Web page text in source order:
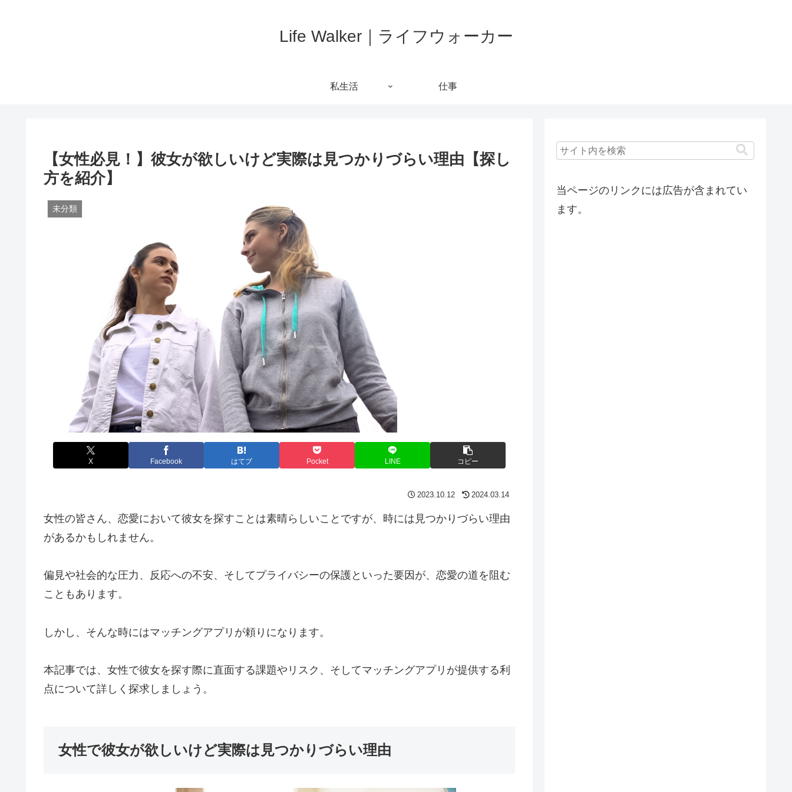
Life Walker｜ライフウォーカー
私生活 仕事
【女性必見！】彼女が欲しいけど実際は見つかりづらい理由【探し
方を紹介】
未分類
X Facebook はてブ Pocket LINE コピー
2023.10.12 2024.03.14
女性の皆さん、恋愛において彼女を探すことは素晴らしいことですが、時には見つかりづらい理由
があるかもしれません。
偏見や社会的な圧力、反応への不安、そしてプライバシーの保護といった要因が、恋愛の道を阻む
こともあります。
しかし、そんな時にはマッチングアプリが頼り になります。
本記事では、女性で彼女を探す際に直面する課題やリスク、そしてマッチングアプリが提供する利
点について詳しく探求しましょう。
女性で彼女が欲しいけど実際は見つかりづらい理由
当ページのリンクには広告が含まれてい
ます。